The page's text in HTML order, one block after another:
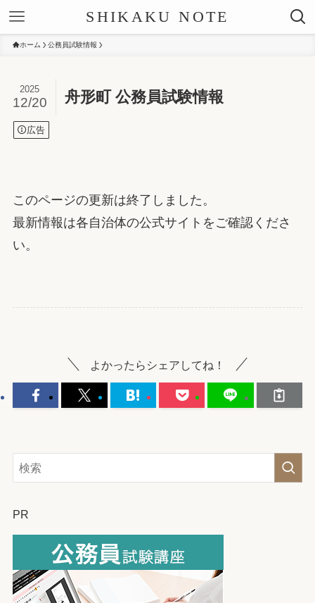
SHIKAKU NOTE
ホーム 公務員試験情報
舟形町 公務員試験情報
2025
12/20
広告
このページの更新は終了しました。
最新情報は各自治体の公式サイトをご確認くださ
い。
よかったらシェアしてね！
PR